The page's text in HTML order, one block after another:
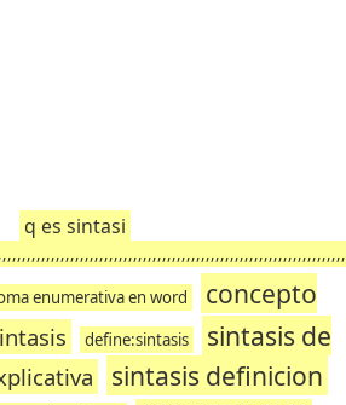
q es sintasi
enumerativa en word
concepto
define:sintasis
sintasis de
sintasis definicion